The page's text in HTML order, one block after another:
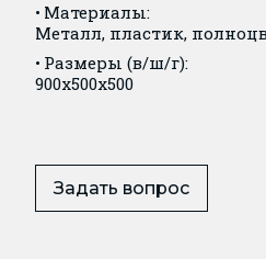
Материалы:
Металл, пластик,
Размеры (в/ш/г):
900x500x500
Задать вопрос